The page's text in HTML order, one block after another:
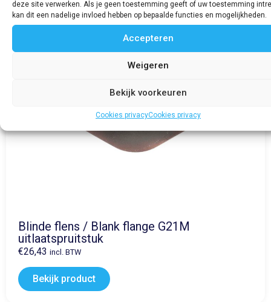
deze site verwerken. Als je geen toestemming geeft of uw toestemming
kan dit een nadelige invloed hebben op bepaalde functies en mogelijkheden.
Accepteren
Weigeren
Bekijk voorkeuren
Cookies privacyCookies privacy
Blinde flens / Blank flange G21M
uitlaatspruitstuk
€26,43 incl. BTW
Bekijk product